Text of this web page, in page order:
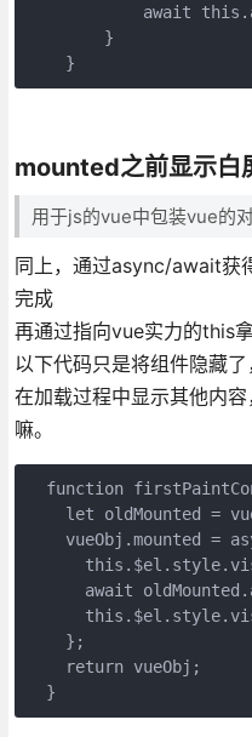
await
        }
    }
mounted之前显示白
用于js的vue中包装vue的
同上，通过async/await获
完成
再通过指向vue实力的this
以下代码只是将组件隐藏了
在加载过程中显示其他内
嘛。
function
let oldMounted =
vueObj.mounted =
await
    };
    return vueObj;
  }